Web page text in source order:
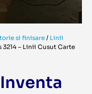
si finisare / Linii
– Linii Cusut Carte